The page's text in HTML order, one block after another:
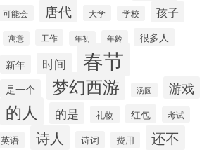
可能会 唐代 大学 学校 孩子
寓意 工作 年初 年龄 很多人
新年 时间 春节
是一个 梦幻西游 汤圆 游戏
的人 的是 礼物 红包 考试
英语 诗人 诗词 费用 还不